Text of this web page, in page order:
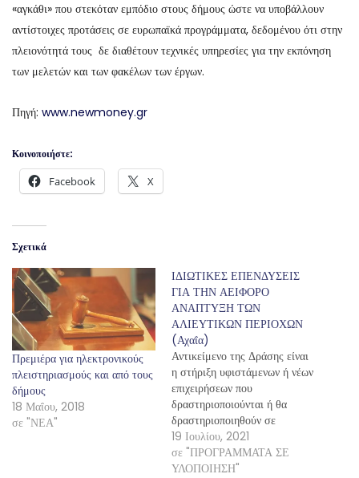
«αγκάθι» που στεκόταν εμπόδιο στους δήμους ώστε να υποβάλλουν
αντίστοιχες προτάσεις σε ευρωπαϊκά προγράμματα, δεδομένου ότι στην
πλειονότητά τους δε διαθέτουν τεχνικές υπηρεσίες για την εκπόνηση
των μελετών και των φακέλων των έργων.
Πηγή: www.newmoney.gr
Κοινοποιήστε:
Facebook X
Σχετικά
Πρεμιέρα για ηλεκτρονικούς
πλειστηριασμούς και από τους
δήμους
18 Μαΐου, 2018
σε "ΝΕΑ"
ΙΔΙΩΤΙΚΕΣ ΕΠΕΝΔΥΣΕΙΣ
ΓΙΑ ΤΗΝ ΑΕΙΦΟΡΟ
ΑΝΑΠΤΥΞΗ ΤΩΝ
ΑΛΙΕΥΤΙΚΩΝ ΠΕΡΙΟΧΩΝ
(Αχαΐα)
Αντικείμενο της Δράσης είναι
η στήριξη υφιστάμενων ή νέων
επιχειρήσεων που
δραστηριοποιούνται ή θα
δραστηριοποιηθούν σε
επιλέξιμους τομείς (ΚΑΔ) και
σε συγκεκριμένα δημοτικά/
κοινοτικά διαμερίσματα που
19 Ιουλίου, 2021
σε "ΠΡΟΓΡΑΜΜΑΤΑ ΣΕ
ΥΛΟΠΟΙΗΣΗ"